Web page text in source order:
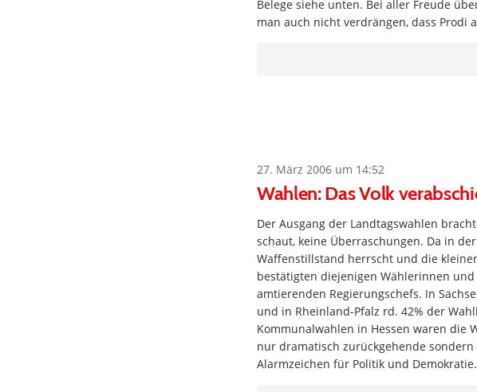
Belege siehe unten. Bei aller Freude
man auch nicht verdrängen, dass Prodi
27. März 2006 um 14:52
Wahlen: Das Volk
Der Ausgang der Landtagswahlen
schaut, keine Überraschungen. Da in
Waffenstillstand herrscht und die
bestätigten diejenigen Wählerinnen
amtierenden Regierungschefs. In
und in Rheinland-Pfalz rd. 42% der
Kommunalwahlen in Hessen waren die
nur dramatisch zurückgehende
Alarmzeichen für Politik und Demokratie.